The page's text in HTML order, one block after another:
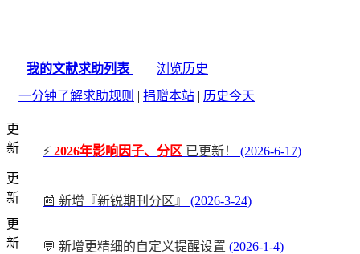
我的文献求助列表
浏览历史
一分钟了解求助规则 | 捐赠本站 | 历史今天
更
新
⚡ 2026年影响因子、分区 已更新！
(2026-6-17)
更
新
📰 新增『新锐期刊分区』
(2026-3-24)
更
新
💬 新增更精细的自定义提醒设置 (2026-1-4)